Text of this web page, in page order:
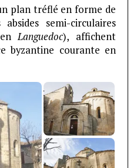
plan tréflé en forme de
semi-circulaires
enLanguedoc), affichent
byzantine courante en